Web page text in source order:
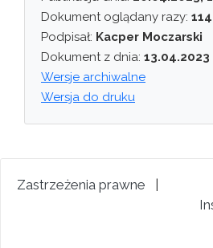
Dokument oglądany razy:
Podpisał: Kacper Moczarski
Dokument z dnia: 13.04.2023
Wersje archiwalne
Wersja do druku
Zastrzeżenia prawne